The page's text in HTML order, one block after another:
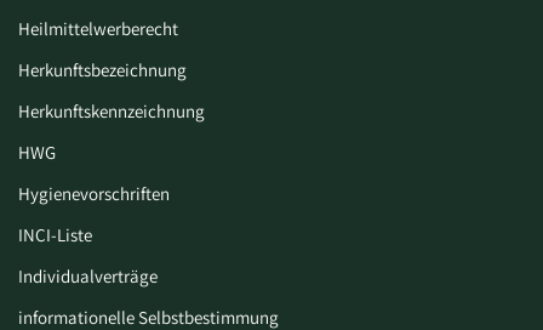
Heilmittelwerberecht
Herkunftsbezeichnung
Herkunftskennzeichnung
HWG
Hygiene­vorschriften
INCI-Liste
Individualverträge
informationelle Selbstbestimmung